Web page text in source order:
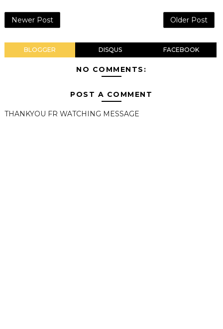
Newer Post Older Post
BLOGGER DISQUS FACEBOOK
NO COMMENTS:
POST A COMMENT
THANKYOU FR WATCHING MESSAGE